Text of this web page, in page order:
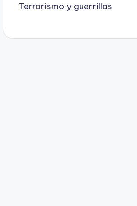
Terrorismo y guerrillas